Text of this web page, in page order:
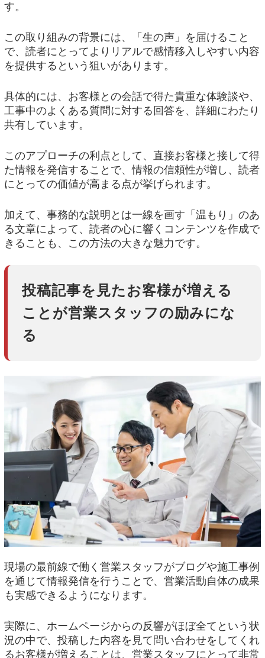
す。
この取り組みの背景には、「生の声」を届けること
で、読者にとってよりリアルで感情移入しやすい内容
を提供するという狙いがあります。
具体的には、お客様との会話で得た貴重な体験談や、
工事中のよくある質問に対する回答を、詳細にわたり
共有しています。
このアプローチの利点として、直接お客様と接して得
た情報を発信することで、情報の信頼性が増し、読者
にとっての価値が高まる点が挙げられます。
加えて、事務的な説明とは一線を画す「温もり」のあ
る文章によって、読者の心に響くコンテンツを作成で
きることも、この方法の大きな魅力です。
投稿記事を見たお客様が増える
ことが営業スタッフの励みにな
る
現場の最前線で働く営業スタッフがブログや施工事例
を通じて情報発信を行うことで、営業活動自体の成果
も実感できるようになります。
実際に、ホームページからの反響がほぼ全てという状
況の中で、投稿した内容を見て問い合わせをしてくれ
るお客様が増えることは、営業スタッフにとって非常